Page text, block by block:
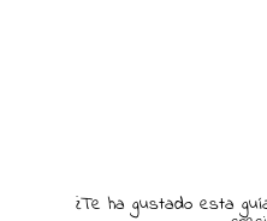
¿Te ha gustado esta